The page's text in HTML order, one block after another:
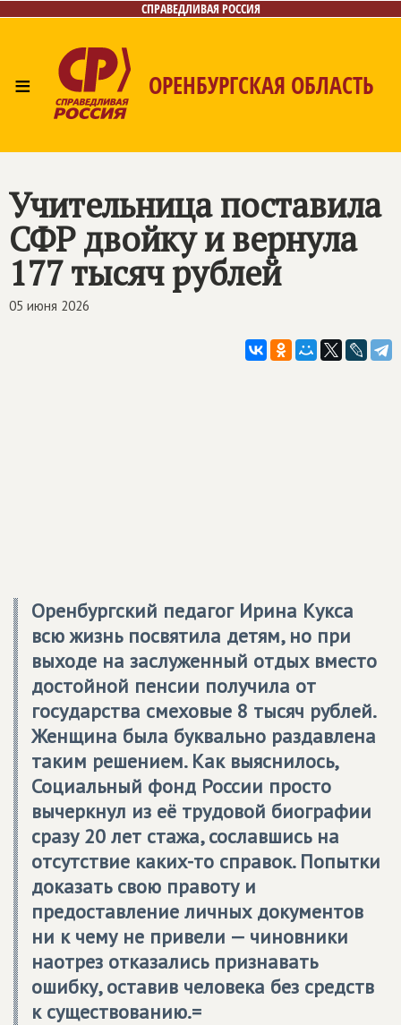
СПРАВЕДЛИВАЯ РОССИЯ
≡ ОРЕНБУРГСКАЯ ОБЛАСТЬ
Учительница поставила
СФР двойку и вернула
177 тысяч рублей
05 июня 2026
Оренбургский педагог Ирина Кукса
всю жизнь посвятила детям, но при
выходе на заслуженный отдых вместо
достойной пенсии получила от
государства смеховые 8 тысяч рублей.
Женщина была буквально раздавлена
таким решением. Как выяснилось,
Социальный фонд России просто
вычеркнул из её трудовой биографии
сразу 20 лет стажа, сославшись на
отсутствие каких-то справок. Попытки
доказать свою правоту и
предоставление личных документов
ни к чему не привели — чиновники
наотрез отказались признавать
ошибку, оставив человека без средств
к существованию.=